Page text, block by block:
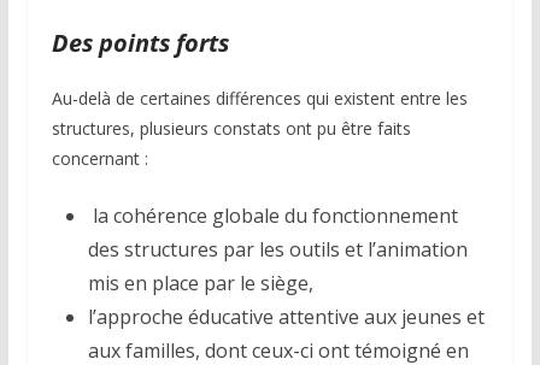
Des points forts
Au-delà de certaines différences qui existent entre les
structures, plusieurs constats ont pu être faits
concernant :
la cohérence globale du fonctionnement
des structures par les outils et l’animation
mis en place par le siège,
l’approche éducative attentive aux jeunes et
aux familles, dont ceux-ci ont témoigné en